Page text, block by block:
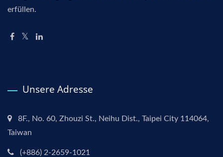
erfüllen.
Unsere Adresse
8F., No. 60, Zhouzi St., Neihu Dist., Taipei City 114064,
Taiwan
(+886) 2-2659-1021